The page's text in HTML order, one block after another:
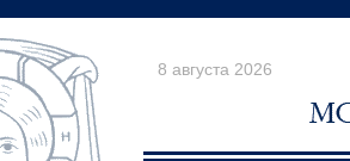
8 августа 2026